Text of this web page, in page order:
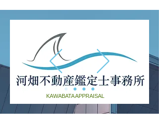
KAWABATA APPRAISAL